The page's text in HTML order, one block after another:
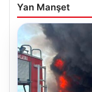
Yan Manşet